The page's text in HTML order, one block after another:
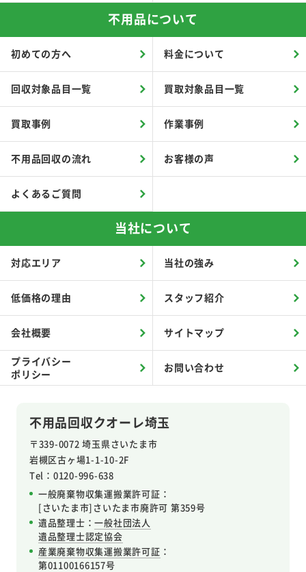
不用品回収クオーレ埼玉
〒339-0072 埼玉県さいたま市
岩槻区古ヶ場1-1-10-2F
Tel：0120-996-638
一般廃棄物収集運搬業許可証：
[さいたま市]さいたま市廃許可 第359号
遺品整理士：一般社団法人
遺品整理士認定協会
産業廃棄物収集運搬業許可証 ：
第01100166157号
不用品について
初めての方へ 料金について
回収対象品目一覧 買取対象品目一覧
買取事例 作業事例
不用品回収の流れ お客様の声
よくあるご質問
当社について
対応エリア 当社の強み
低価格の理由 スタッフ紹介
会社概要 サイトマップ
プライバシー
ポリシー
お問い合わせ